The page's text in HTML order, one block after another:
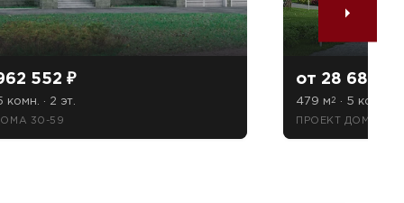
552 ₽
комн. · 2 эт.
30-59
от 28 684
479 м2 · 5 комн. ·
ПРОЕКТ ДОМА 40-